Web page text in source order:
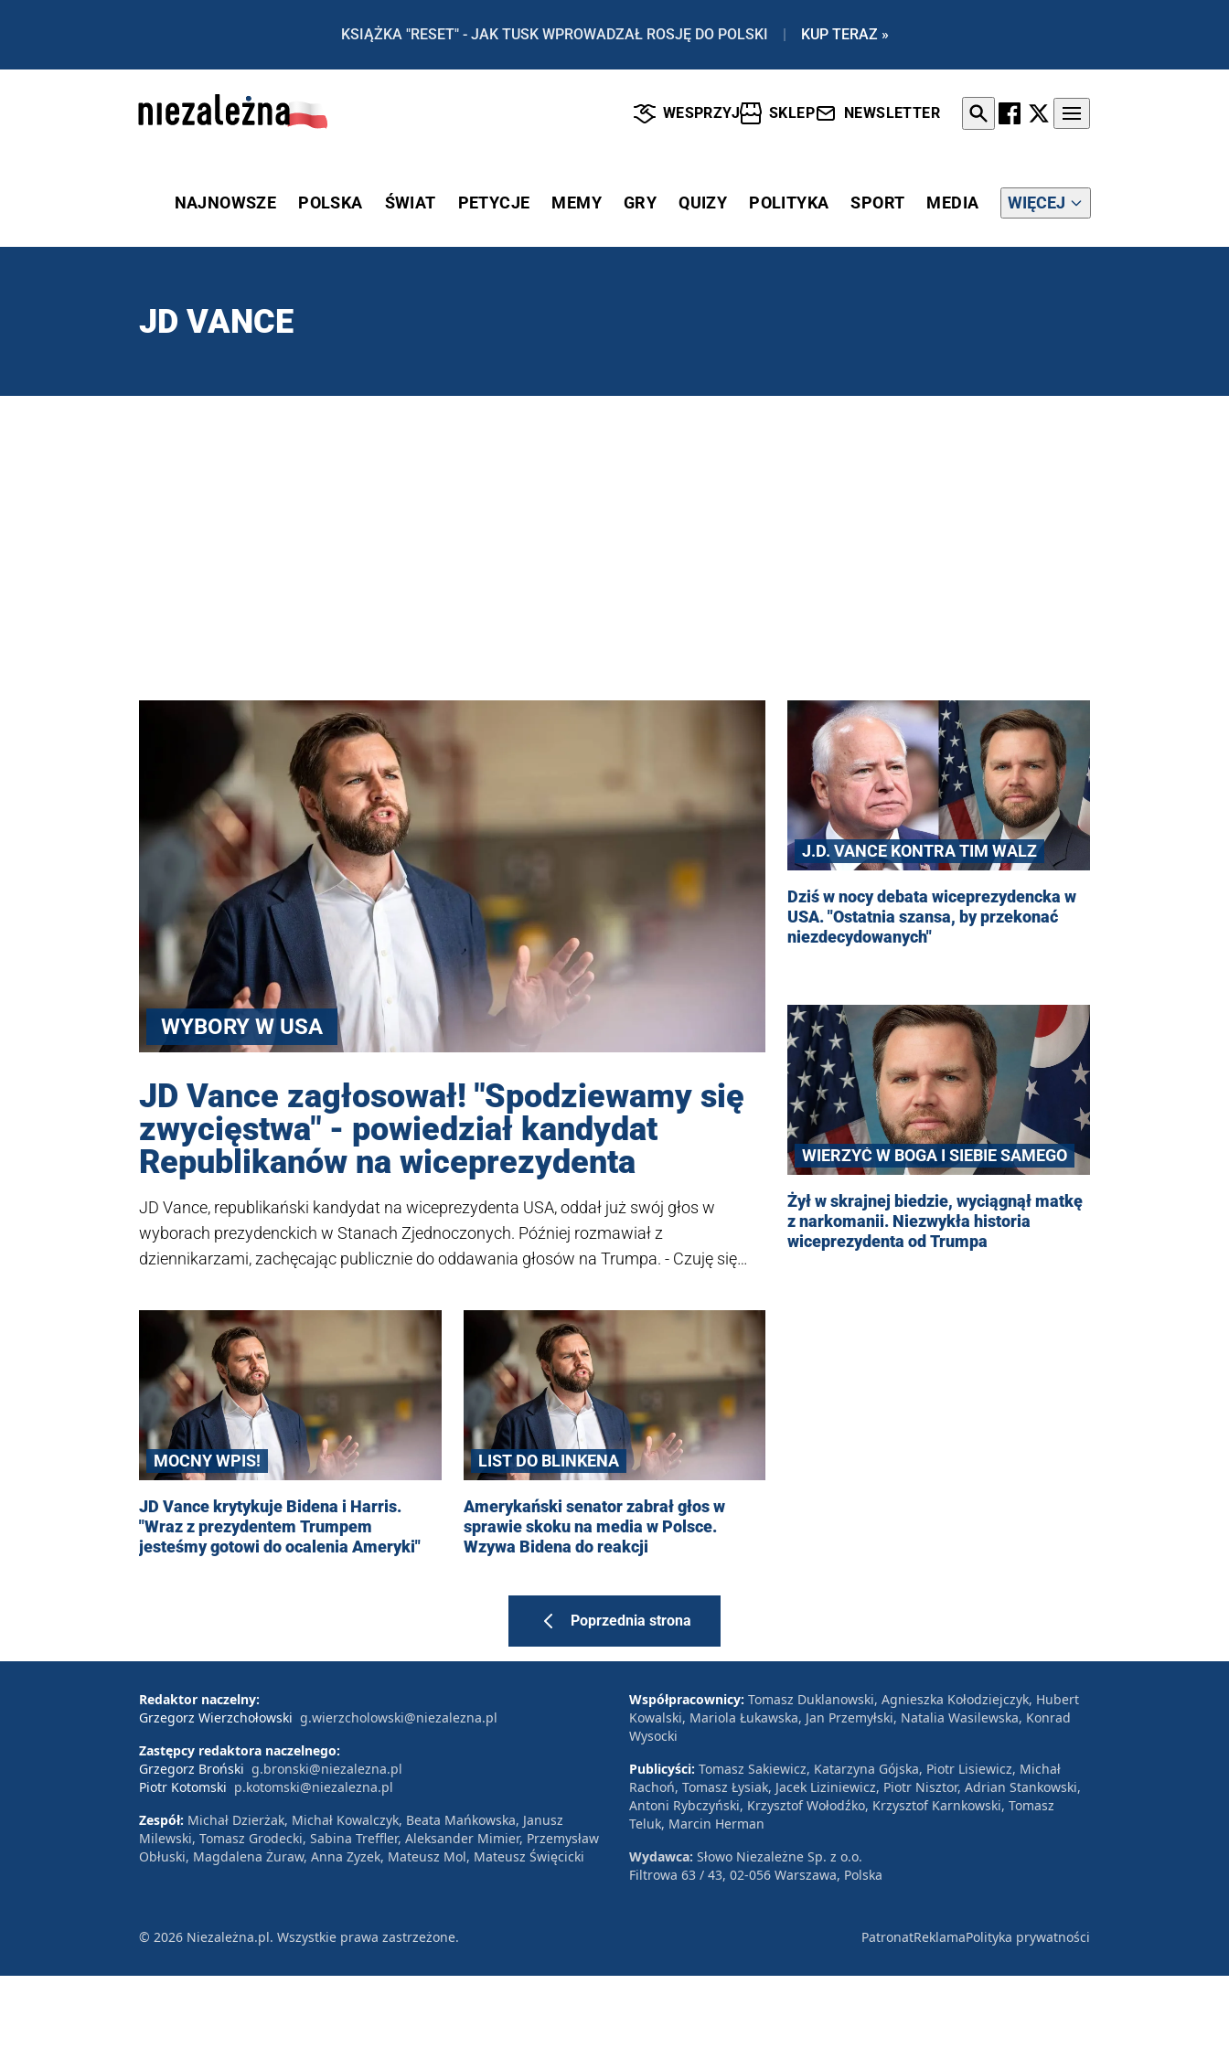
KSIĄŻKA "RESET" - JAK TUSK WPROWADZAŁ ROSJĘ DO POLSKI | KUP TERAZ »
WESPRZYJ SKLEP NEWSLETTER
NAJNOWSZE POLSKA ŚWIAT PETYCJE MEMY GRY QUIZY POLITYKA SPORT MEDIA WIĘCEJ
JD VANCE
WYBORY W USA
JD Vance zagłosował! "Spodziewamy się
zwycięstwa" - powiedział kandydat
Republikanów na wiceprezydenta
JD Vance, republikański kandydat na wiceprezydenta USA, oddał już swój głos w
wyborach prezydenckich w Stanach Zjednoczonych. Później rozmawiał z
dziennikarzami, zachęcając publicznie do oddawania głosów na Trumpa. - Czuję się
J.D. VANCE KONTRA TIM WALZ
Dziś w nocy debata wiceprezydencka w
USA. "Ostatnia szansa, by przekonać
niezdecydowanych"
WIERZYĆ W BOGA I SIEBIE SAMEGO
Żył w skrajnej biedzie, wyciągnął matkę
z narkomanii. Niezwykła historia
wiceprezydenta od Trumpa
MOCNY WPIS!
JD Vance krytykuje Bidena i Harris.
"Wraz z prezydentem Trumpem
jesteśmy gotowi do ocalenia Ameryki"
LIST DO BLINKENA
Amerykański senator zabrał głos w
sprawie skoku na media w Polsce.
Wzywa Bidena do reakcji
Poprzednia strona
Redaktor naczelny:
Grzegorz Wierzchołowski g.wierzcholowski@niezalezna.pl
Zastępcy redaktora naczelnego:
Grzegorz Broński g.bronski@niezalezna.pl
Piotr Kotomski p.kotomski@niezalezna.pl
Zespół: Michał Dzierżak, Michał Kowalczyk, Beata Mańkowska, Janusz
Milewski, Tomasz Grodecki, Sabina Treffler, Aleksander Mimier, Przemysław
Obłuski, Magdalena Żuraw, Anna Zyzek, Mateusz Mol, Mateusz Święcicki
Współpracownicy: Tomasz Duklanowski, Agnieszka Kołodziejczyk, Hubert
Kowalski, Mariola Łukawska, Jan Przemyłski, Natalia Wasilewska, Konrad
Wysocki
Publicyści: Tomasz Sakiewicz, Katarzyna Gójska, Piotr Lisiewicz, Michał
Rachoń, Tomasz Łysiak, Jacek Liziniewicz, Piotr Nisztor, Adrian Stankowski,
Antoni Rybczyński, Krzysztof Wołodźko, Krzysztof Karnkowski, Tomasz
Teluk, Marcin Herman
Wydawca: Słowo Niezależne Sp. z o.o.
Filtrowa 63 / 43, 02-056 Warszawa, Polska
© 2026 Niezależna.pl. Wszystkie prawa zastrzeżone. PatronatReklamaPolityka prywatności